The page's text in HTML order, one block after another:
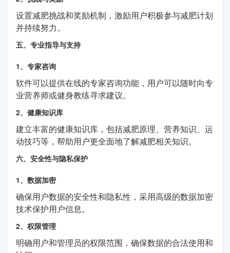
设置减肥挑战和奖励机制，激励用户积极参与减肥计划
并持续努力。
五、专业指导与支持
1、专家咨询
软件可以提供在线的专家咨询功能，用户可以随时向专
业营养师或健身教练寻求建议。
2、健康知识库
建立丰富的健康知识库，包括减肥原理、营养知识、运
动技巧等，帮助用户更全面地了解减肥相关知识。
六、安全性与隐私保护
1、数据加密
确保用户数据的安全性和隐私性，采用高级的数据加密
技术保护用户信息。
2、权限管理
明确用户和管理员的权限范围，确保数据的合法使用和